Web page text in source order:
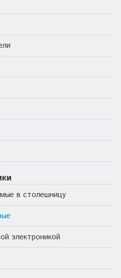
в столешницу
электроникой